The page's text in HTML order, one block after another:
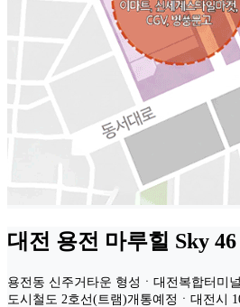
대전 용전 마루힐 Sky
용전동 신주거타운 형성ㆍ대전복합터미
도시철도 2호선(트램)개통예정ㆍ대전시